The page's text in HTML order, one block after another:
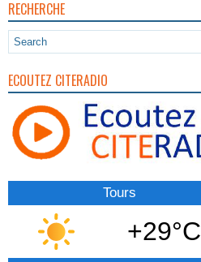
RECHERCHE
ECOUTEZ CITERADIO
Tours
+29°C